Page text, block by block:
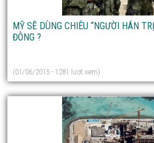
MỸ SẼ DÙNG CHIÊU “NGƯỜI HÁN
ĐÔNG ?
(01/06/2015 - 1281 lượt xem)